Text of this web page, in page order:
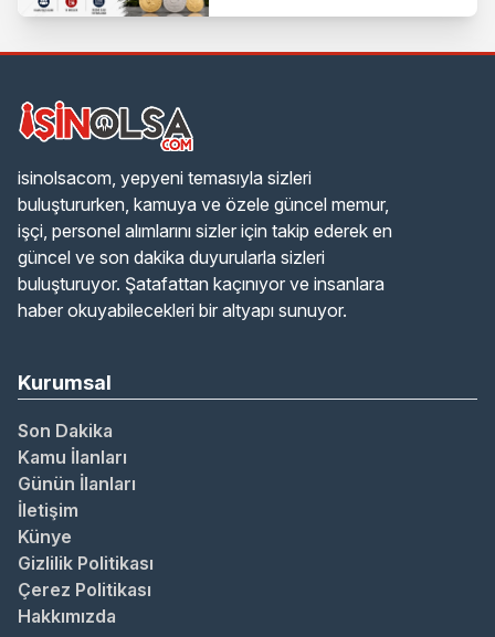
isinolsacom, yepyeni temasıyla sizleri
buluştururken, kamuya ve özele güncel memur,
işçi, personel alımlarını sizler için takip ederek en
güncel ve son dakika duyurularla sizleri
buluşturuyor. Şatafattan kaçınıyor ve insanlara
haber okuyabilecekleri bir altyapı sunuyor.
Kurumsal
Son Dakika
Kamu İlanları
Günün İlanları
İletişim
Künye
Gizlilik Politikası
Çerez Politikası
Hakkımızda